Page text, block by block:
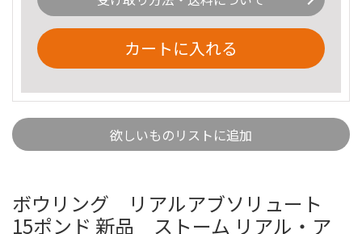
カートに入れる
欲しいものリストに追加
ボウリング リアルアブソリュート
15ポンド 新品 ストーム リアル・ア